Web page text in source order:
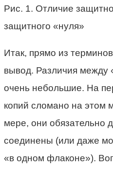
Рис. 1. Отличие
защитного «нуля»
Итак, прямо из
вывод. Различия между
очень небольшие. На
копий сломано на этом
мере, они обязательно
соединены (или даже
«в одном флаконе»).